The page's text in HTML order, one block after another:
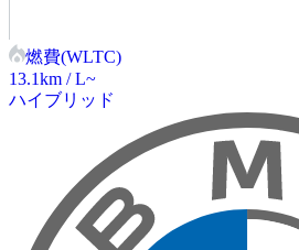
燃費(WLTC)
13.1km / L~
ハイブリッド